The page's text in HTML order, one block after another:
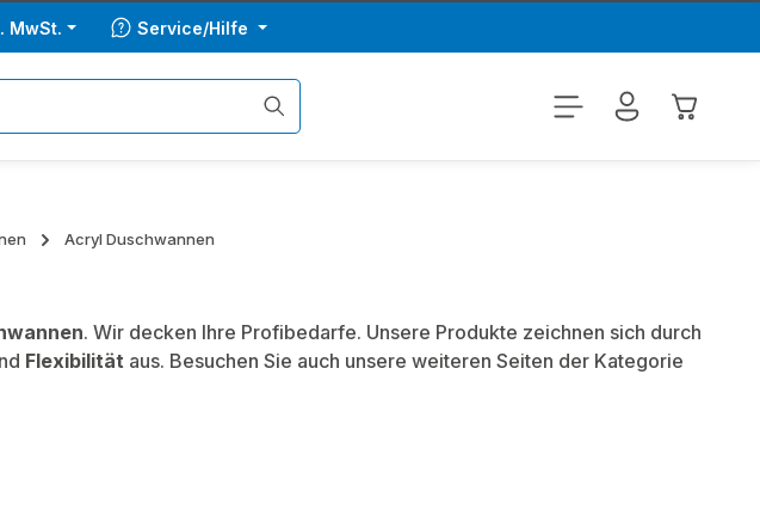
MwSt. Service/Hilfe
Acryl Duschwannen
. Wir decken Ihre Profibedarfe. Unsere Produkte zeichnen sich durch
Flexibilität aus. Besuchen Sie auch unsere weiteren Seiten der Kategorie